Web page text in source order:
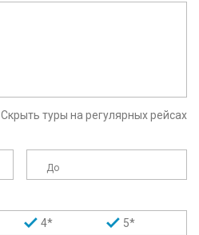
Скрыть туры на регулярных рейсах
До
4* 5*